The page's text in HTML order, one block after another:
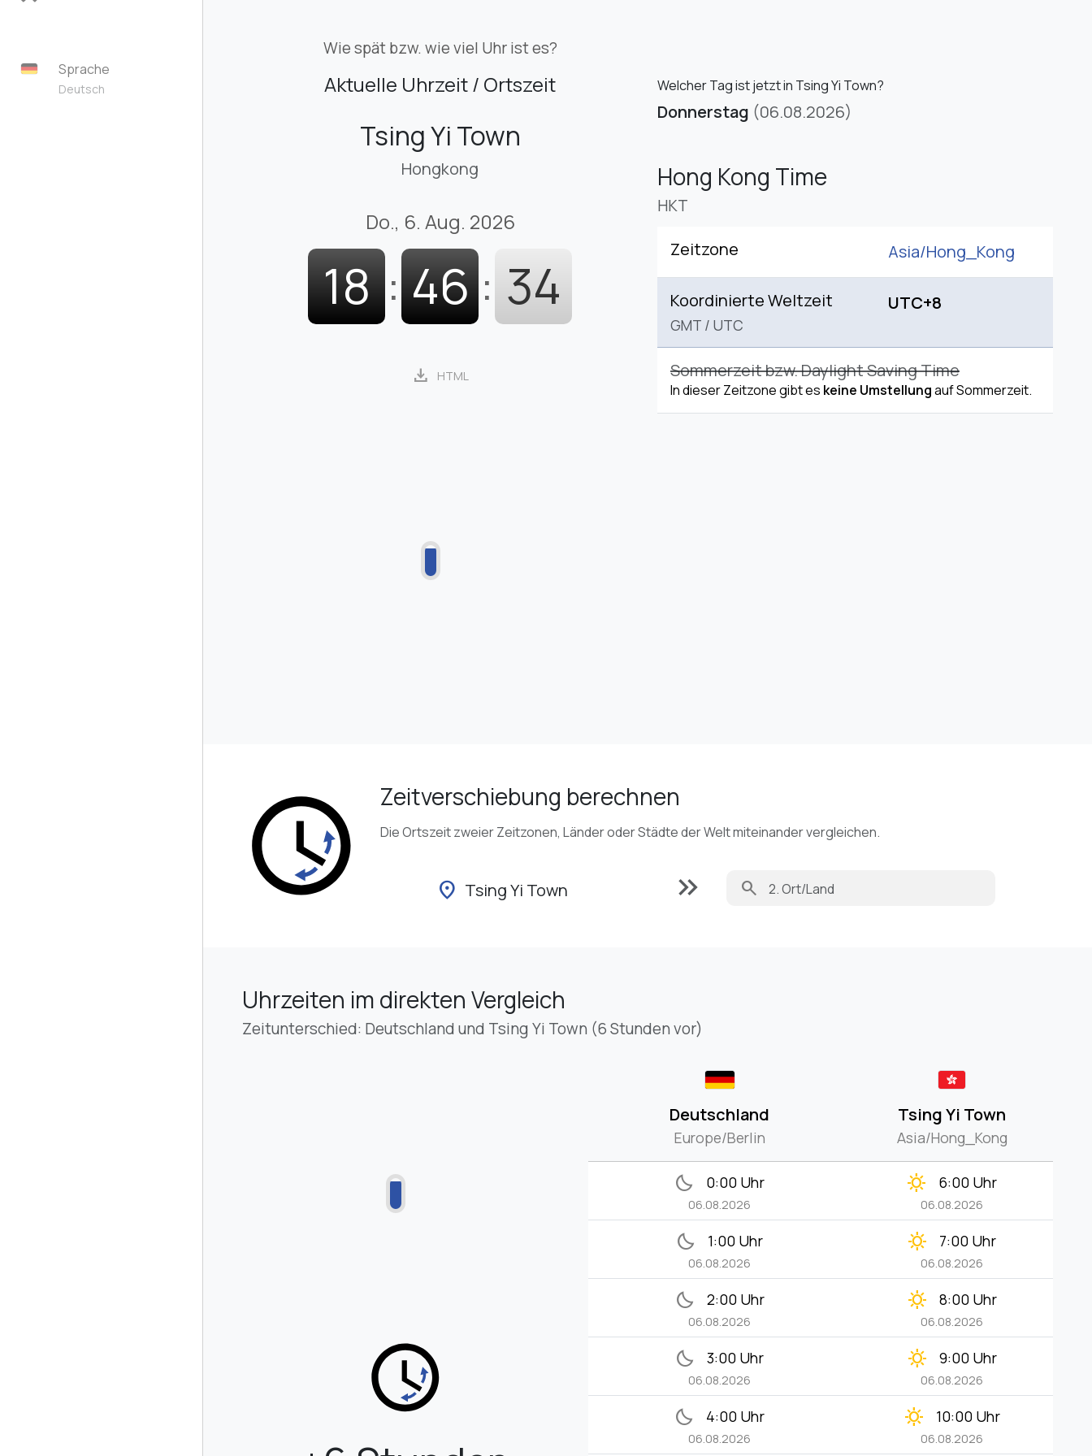
Sprache
Deutsch
Wie spät bzw. wie viel Uhr ist es?
Aktuelle Uhrzeit / Ortszeit
Tsing Yi Town
Hongkong
Do., 6. Aug. 2026
18 : 46 : 35
download HTML
Welcher Tag ist jetzt in Tsing Yi Town?
Donnerstag (06.08.2026)
Hong Kong Time
HKT
Zeitzone Asia/Hong_Kong
Koordinierte Weltzeit
GMT / UTC
UTC+8
Sommerzeit bzw. Daylight Saving Time
In dieser Zeitzone gibt es keine Umstellungauf Sommerzeit.
Zeitverschiebung berechnen
Die Ortszeit zweier Zeitzonen, Länder oder Städte der Welt miteinander vergleichen.
location_on Tsing Yi Town keyboard_double_arrow_right search
Uhrzeiten im direkten Vergleich
Zeitunterschied: Deutschland und Tsing Yi Town (6 Stunden vor)
Deutschland
Europe/Berlin
Tsing Yi Town
Asia/Hong_Kong
bedtime 0:00 Uhr
06.08.2026
clear_day 6:00 Uhr
06.08.2026
bedtime 1:00 Uhr
06.08.2026
clear_day 7:00 Uhr
06.08.2026
bedtime 2:00 Uhr
06.08.2026
clear_day 8:00 Uhr
06.08.2026
bedtime 3:00 Uhr
06.08.2026
clear_day 9:00 Uhr
06.08.2026
bedtime 4:00 Uhr
06.08.2026
clear_day 10:00 Uhr
06.08.2026